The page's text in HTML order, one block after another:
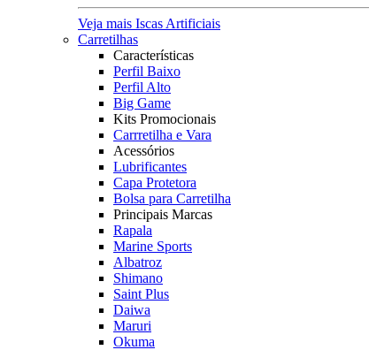
Veja mais Iscas Artificiais
Carretilhas
Características
Perfil Baixo
Perfil Alto
Big Game
Kits Promocionais
Carrretilha e Vara
Acessórios
Lubrificantes
Capa Protetora
Bolsa para Carretilha
Principais Marcas
Rapala
Marine Sports
Albatroz
Shimano
Saint Plus
Daiwa
Maruri
Okuma